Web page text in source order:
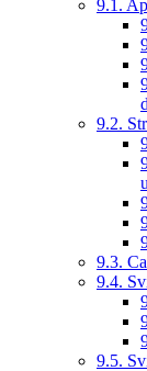
9.1.
9.2.
9.3.
9.4.
9.5.